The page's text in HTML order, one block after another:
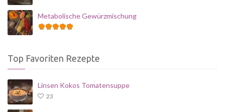
Metabolische Gewürzmischung
Top Favoriten Rezepte
Linsen Kokos Tomatensuppe
23